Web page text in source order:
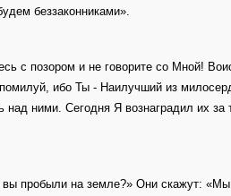
беззаконниками».
с позором и не говорите со Мной!
ибо Ты - Наилучший из
ними. Сегодня Я вознаградил их за
пробыли на земле?» Они скажут: